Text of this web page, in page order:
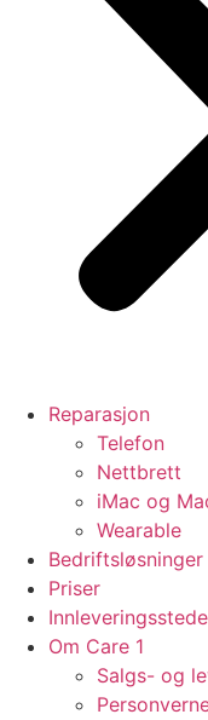
Reparasjon
Telefon
Nettbrett
iMac og
Wearable
Bedriftsløsninger
Priser
Om Care 1
Salgs- og